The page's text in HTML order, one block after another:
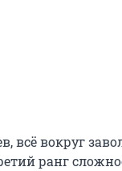
всё вокруг
ранг